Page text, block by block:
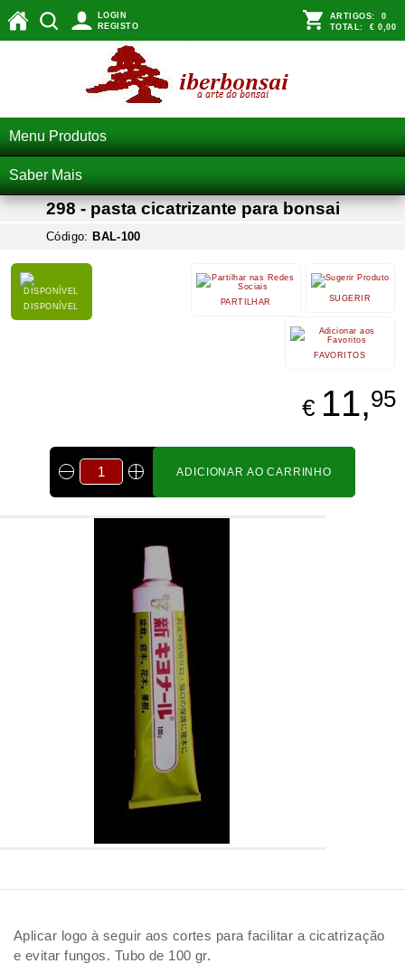
LOGIN
REGISTO
ARTIGOS: 0
TOTAL: € 0,00
Menu Produtos
Saber Mais
298 - pasta cicatrizante para bonsai
Código: BAL-100
DISPONÍVEL
SUGERIR
PARTILHAR
FAVORITOS
€ 11,95
ADICIONAR AO CARRINHO
Aplicar logo à seguir aos cortes para facilitar a cicatrização
e evitar fungos. Tubo de 100 gr.